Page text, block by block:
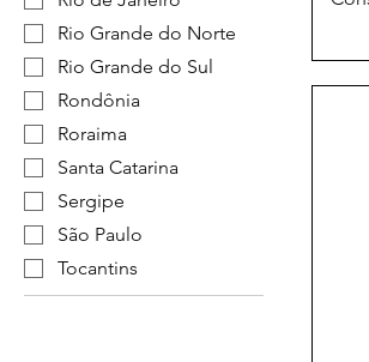
Rio Grande do Norte
Rio Grande do Sul
Rondônia
Roraima
Santa Catarina
Sergipe
São Paulo
Tocantins